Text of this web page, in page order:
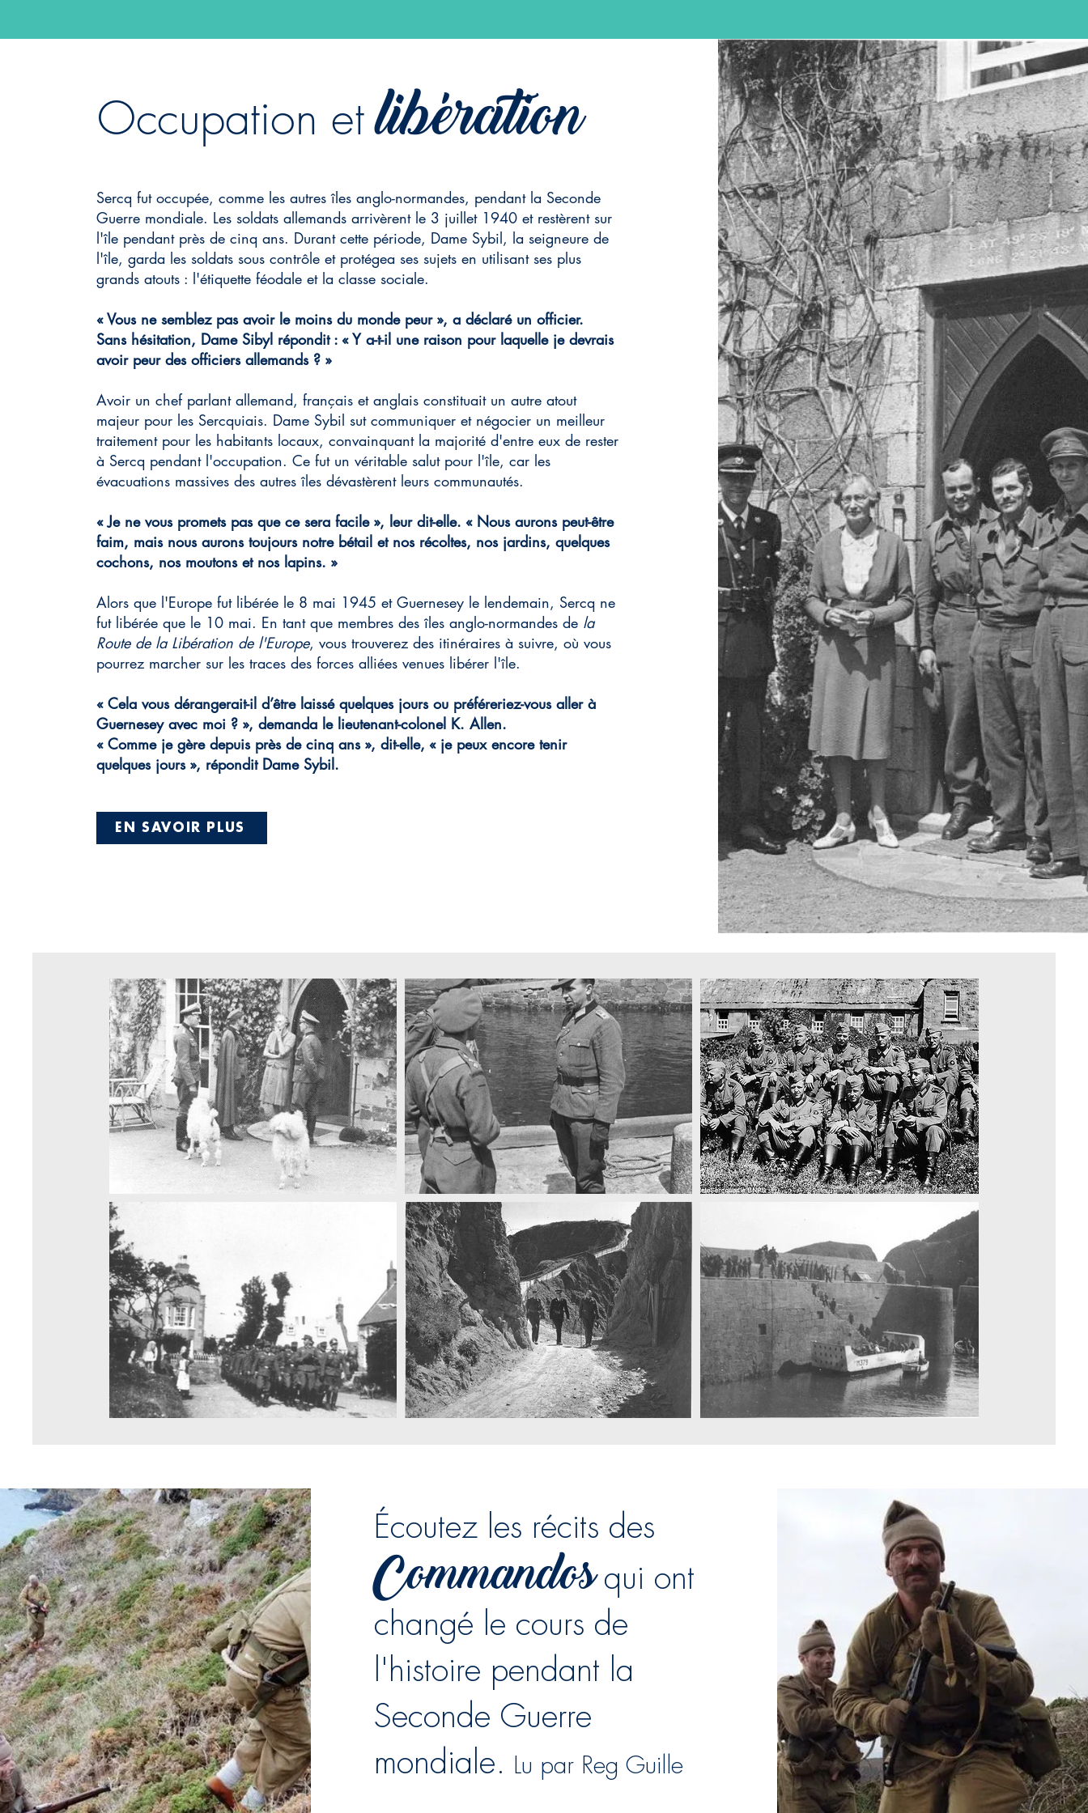
Occupation et libération
Sercq fut occupée, comme les autres îles anglo-normandes, pendant la Seconde
Guerre mondiale. Les soldats allemands arrivèrent le 3 juillet 1940 et restèrent sur
l'île pendant près de cinq ans. Durant cette période, Dame Sybil, la seigneure de
l'île, garda les soldats sous contrôle et protégea ses sujets en utilisant ses plus
grands atouts : l'étiquette féodale et la classe sociale.
« Vous ne semblez pas avoir le moins du monde peur », a déclaré un officier.
Sans hésitation, Dame Sibyl répondit : « Y a-t-il une raison pour laquelle je devrais
avoir peur des officiers allemands ? »
Avoir un chef parlant allemand, français et anglais constituait un autre atout
majeur pour les Sercquiais. Dame Sybil sut communiquer et négocier un meilleur
traitement pour les habitants locaux, convainquant la majorité d'entre eux de rester
à Sercq pendant l'occupation. Ce fut un véritable salut pour l'île, car les
évacuations massives des autres îles dévastèrent leurs communautés.
« Je ne vous promets pas que ce sera facile », leur dit-elle. « Nous aurons peut-être
faim, mais nous aurons toujours notre bétail et nos récoltes, nos jardins, quelques
cochons, nos moutons et nos lapins. »
Alors que l'Europe fut libérée le 8 mai 1945 et Guernesey le lendemain, Sercq ne
fut libérée que le 10 mai. En tant que membres des îles anglo-normandes de la
Route de la Libération de l'Europe, vous trouverez des itinéraires à suivre, où vous
pourrez marcher sur les traces des forces alliées venues libérer l'île.
« Cela vous dérangerait-il d’être laissé quelques jours ou préféreriez-vous aller à
Guernesey avec moi ? », demanda le lieutenant-colonel K. Allen.
« Comme je gère depuis près de cinq ans », dit-elle, « je peux encore tenir
quelques jours », répondit Dame Sybil.
EN SAVOIR PLUS
Écoutez les récits des
Commandos qui ont
changé le cours de
l'histoire pendant la
Seconde Guerre
mondiale.
Lu par Reg Guille